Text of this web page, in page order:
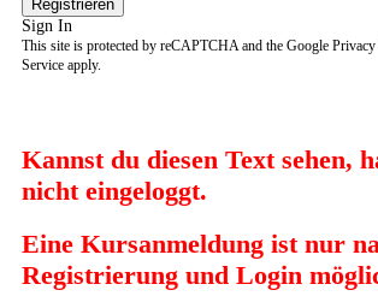
Registrieren
Sign In
This site is protected by reCAPTCHA and the Google
Service apply.
Kannst du diesen Text sehen,
nicht eingeloggt.
Eine Kursanmeldung ist nur
Registrierung und Login